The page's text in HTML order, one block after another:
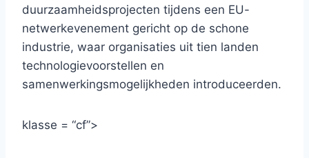
duurzaamheidsprojecten tijdens een EU-
netwerkevenement gericht op de schone
industrie, waar organisaties uit tien landen
technologievoorstellen en
samenwerkingsmogelijkheden introduceerden.
klasse = “cf”>